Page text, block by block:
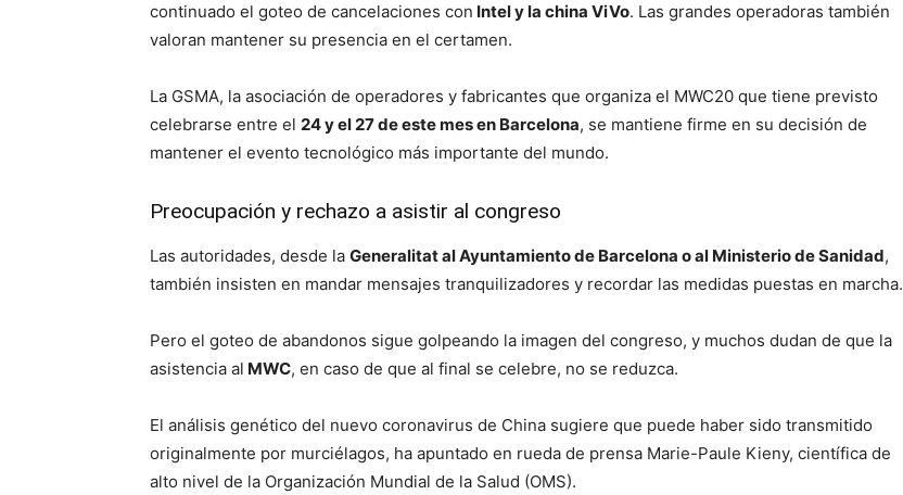
continuado el goteo de cancelaciones con Intel y la china ViVo. Las grandes operadoras también
valoran mantener su presencia en el certamen.
La GSMA, la asociación de operadores y fabricantes que organiza el MWC20 que tiene previsto
celebrarse entre el 24 y el 27 de este mes en Barcelona, se mantiene firme en su decisión de
mantener el evento tecnológico más importante del mundo.
Preocupación y rechazo a asistir al congreso
Las autoridades, desde la Generalitat al Ayuntamiento de Barcelona o al Ministerio de Sanidad,
también insisten en mandar mensajes tranquilizadores y recordar las medidas puestas en marcha.
Pero el goteo de abandonos sigue golpeando la imagen del congreso, y muchos dudan de que la
asistencia al MWC, en caso de que al final se celebre, no se reduzca.
El análisis genético del nuevo coronavirus de China sugiere que puede haber sido transmitido
originalmente por murciélagos, ha apuntado en rueda de prensa Marie-Paule Kieny, científica de
alto nivel de la Organización Mundial de la Salud (OMS).